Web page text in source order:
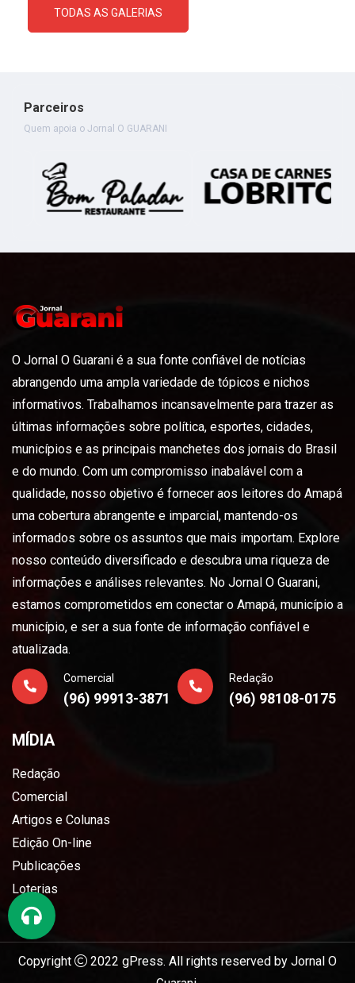
TODAS AS GALERIAS
Parceiros
Quem apoia o Jornal O GUARANI
O Jornal O Guarani é a sua fonte confiável de notícias
abrangendo uma ampla variedade de tópicos e nichos
informativos. Trabalhamos incansavelmente para trazer as
últimas informações sobre política, esportes, cidades,
municípios e as principais manchetes dos jornais do Brasil
e do mundo. Com um compromisso inabalável com a
qualidade, nosso objetivo é fornecer aos leitores do Amapá
uma cobertura abrangente e imparcial, mantendo-os
informados sobre os assuntos que mais importam. Explore
nosso conteúdo diversificado e descubra uma riqueza de
informações e análises relevantes. No Jornal O Guarani,
estamos comprometidos em conectar o Amapá, município a
município, e ser a sua fonte de informação confiável e
atualizada.
Comercial
(96) 99913-3871
Redação
(96) 98108-0175
MÍDIA
Redação
Comercial
Artigos e Colunas
Edição On-line
Publicações
Loterias
Copyright 2022 gPress. All rights reserved by Jornal O